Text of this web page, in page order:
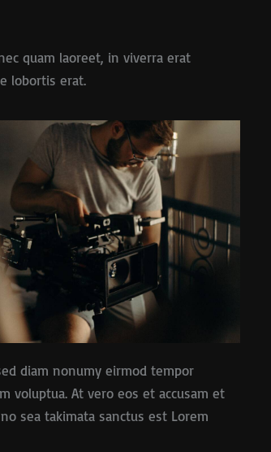
quam laoreet, in viverra erat
lobortis erat.
diam nonumy eirmod tempor
voluptua. At vero eos et accusam et
sea takimata sanctus est Lorem